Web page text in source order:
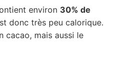
environ 30% de
donc très peu calorique.
cacao, mais aussi le